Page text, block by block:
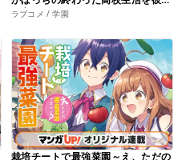
が変えようとしてくる
ラブコメ / 学園
栽培チートで最強菜園～え、ただの